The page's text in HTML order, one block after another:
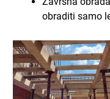
obraditi samo